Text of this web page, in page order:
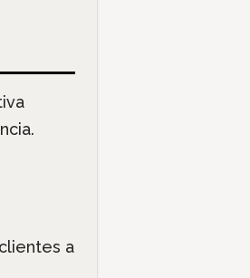
a